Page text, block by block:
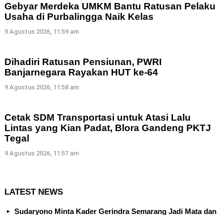
Gebyar Merdeka UMKM Bantu Ratusan Pelaku
Usaha di Purbalingga Naik Kelas
9 Agustus 2026, 11:59 am
Dihadiri Ratusan Pensiunan, PWRI
Banjarnegara Rayakan HUT ke-64
9 Agustus 2026, 11:58 am
Cetak SDM Transportasi untuk Atasi Lalu
Lintas yang Kian Padat, Blora Gandeng PKTJ
Tegal
9 Agustus 2026, 11:57 am
LATEST NEWS
Sudaryono Minta Kader Gerindra Semarang Jadi Mata dan